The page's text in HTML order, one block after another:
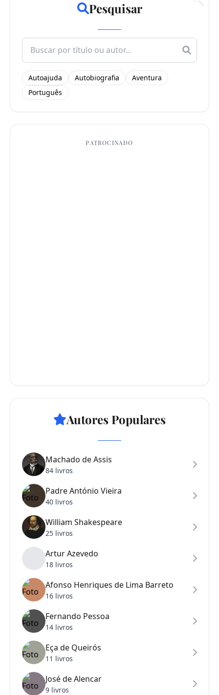
Pesquisar
Search
for:
Autoajuda Autobiografia
Aventura
Português
PATROCINADO
Autores Populares
Machado de Assis
84 livros
Padre António Vieira
40 livros
William Shakespeare
25 livros
Artur Azevedo
18 livros
Afonso Henriques de Lima Barreto
16 livros
Fernando Pessoa
14 livros
Eça de Queirós
11 livros
José de Alencar
9 livros